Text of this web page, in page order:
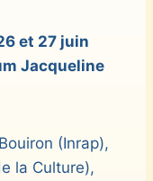
et 27 juin
Jacqueline
(Inrap),
la Culture),